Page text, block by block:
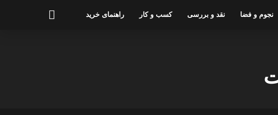
نجوم و فضا نقد و بررسی کسب و کار راهنمای خرید